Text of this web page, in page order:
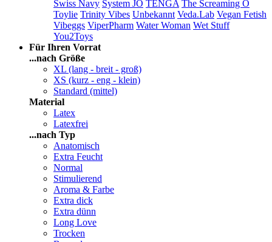
Swiss Navy System JO TENGA The Screaming O
Toylie Trinity Vibes Unbekannt Veda.Lab Vegan Fetish
Vibeggs ViperPharm Water Woman Wet Stuff
You2Toys
Für Ihren Vorrat
...nach Größe
XL (lang - breit - groß)
XS (kurz - eng - klein)
Standard (mittel)
Material
Latex
Latexfrei
...nach Typ
Anatomisch
Extra Feucht
Normal
Stimulierend
Aroma & Farbe
Extra dick
Extra dünn
Long Love
Trocken